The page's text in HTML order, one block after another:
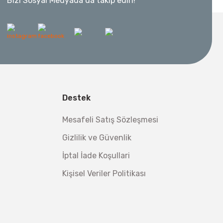
Destek
Mesafeli Satış Sözleşmesi
Gizlilik ve Güvenlik
İptal İade Koşullari
Kişisel Veriler Politikası